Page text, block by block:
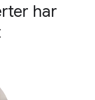
har